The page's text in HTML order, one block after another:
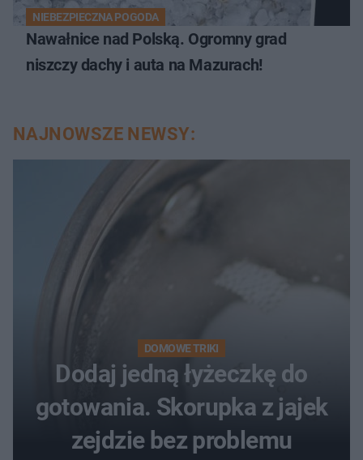
NIEBEZPIECZNA POGODA
Nawałnice nad Polską. Ogromny grad
niszczy dachy i auta na Mazurach!
NAJNOWSZE NEWSY:
DOMOWE TRIKI
Dodaj jedną łyżeczkę do
gotowania. Skorupka z jajek
zejdzie bez problemu